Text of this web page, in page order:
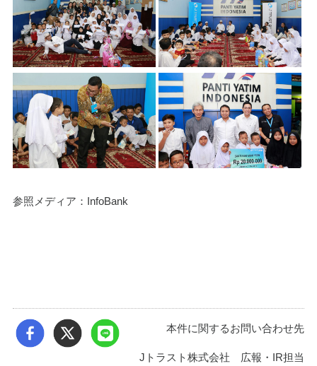
参照メディア：InfoBank
本件に関するお問い合わせ先
Jトラスト株式会社 広報・IR担当